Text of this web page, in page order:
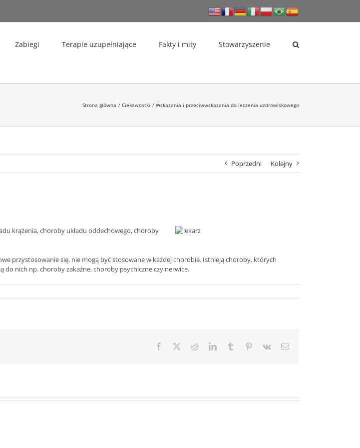
Zabiegi Terapie uzupełniające Fakty i mity Stowarzyszenie
Strona główna Ciekawostki Wskazania i przeciwwskazania do leczenia uzdrowiskowego
Poprzedni Kolejny
krążenia, choroby układu oddechowego, choroby
przystosowanie się, nie mogą być stosowane w każdej chorobie. Istnieją choroby, których
nich np. choroby zakaźne, choroby psychiczne czy nerwice.
Facebook RedditLinkedInTumblr Pinterest
Vk Email